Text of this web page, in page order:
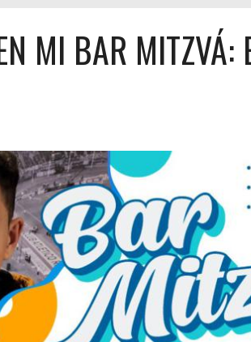
MI BAR MITZVÁ: